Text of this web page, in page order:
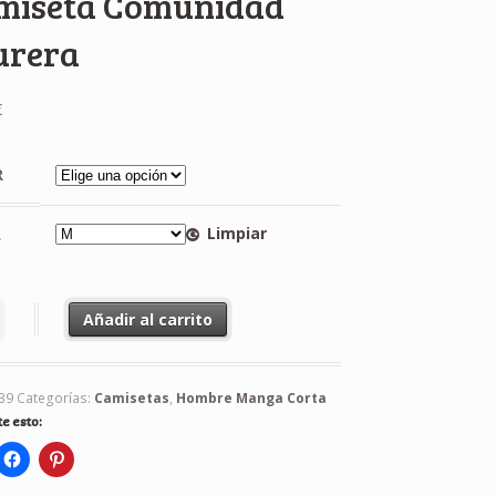
Limpiar
Comunidad Usurera cantidad
Añadir al carrito
Categorías: Camisetas, Hombre Manga Corta
esto: